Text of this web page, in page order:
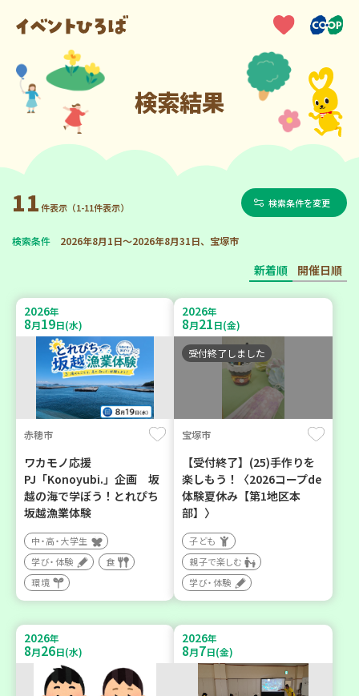
検索結果
11件表示（1-11件表示） 検索条件を変更
検索条件 2026年8月1日～2026年8月31日、宝塚市
新着順 開催日順
2026年
8月19日(水)
赤穂市
ワカモノ応援
PJ「Konoyubi.」企画 坂
越の海で学ぼう！とれぴち
坂越漁業体験
中・高・大学生
学び・体験
食
環境
2026年
8月21日(金)
受付終了しました
宝塚市
【受付終了】(25)手作りを
楽しもう！〈2026コープde
体験夏休み【第1地区本
部】〉
子ども
親子で楽しむ
学び・体験
2026年
8月26日(水)
2026年
8月7日(金)